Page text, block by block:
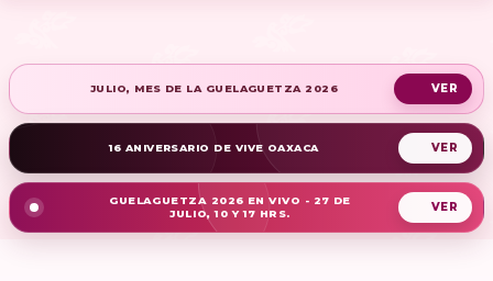
JULIO, MES DE LA GUELAGUETZA 2026
16 ANIVERSARIO DE VIVE OAXACA
GUELAGUETZA 2026 EN VIVO - 27 DE
JULIO, 10 Y 17 HRS.